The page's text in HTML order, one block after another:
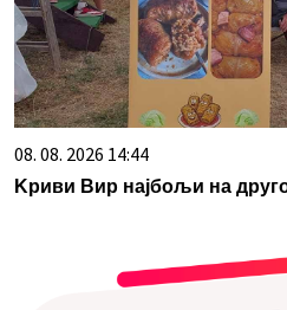
08. 08. 2026 14:44
Kриви Вир најбољи на